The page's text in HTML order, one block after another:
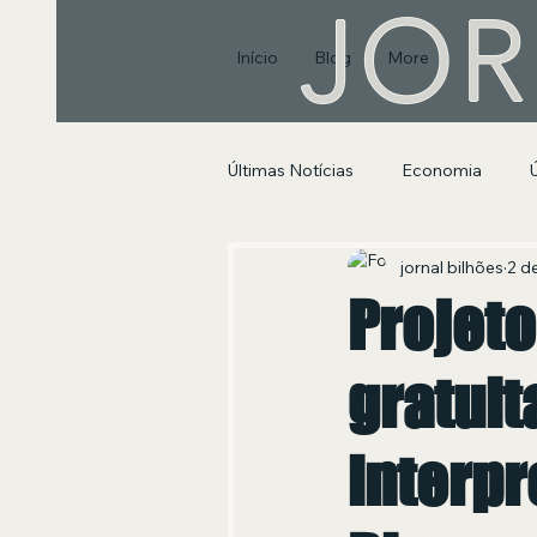
Início Blog More
Últimas Notícias Economia
Segurança Pública e Social
jornal bilhões 2